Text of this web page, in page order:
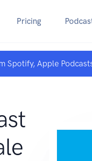
Pricing
Spotify, Apple